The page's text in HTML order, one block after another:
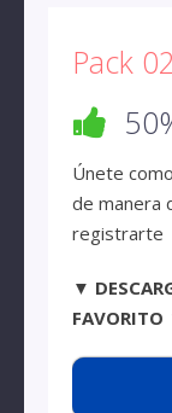
Pack
Únete
de manera
registrarte
▼
FAVORITO